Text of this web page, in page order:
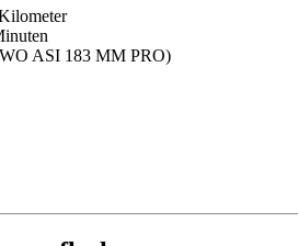
ASI 183 MM PRO)